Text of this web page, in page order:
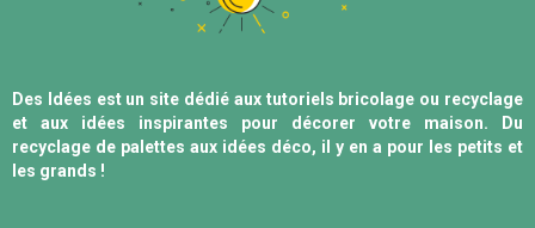
Des Idées est un site dédié aux tutoriels bricolage ou recyclage
et aux idées inspirantes pour décorer votre maison. Du
recyclage de palettes aux idées déco, il y en a pour les petits et
les grands !